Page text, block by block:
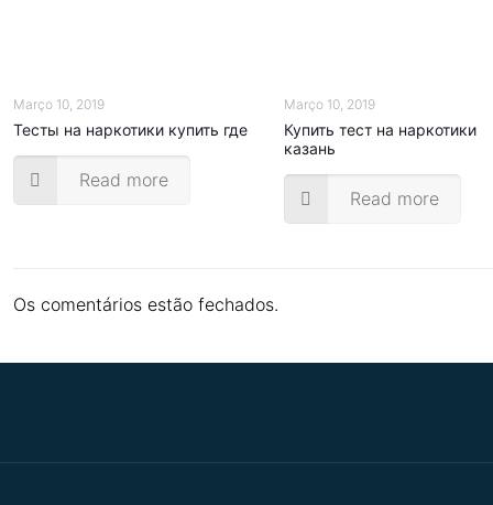
Março 10, 2019
Тесты на наркотики купить где
Read more
Março 10, 2019
Купить тест на наркотики
казань
Read more
Os comentários estão fechados.